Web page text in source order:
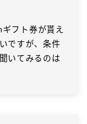
フト券が貰え
ですが、条件
いてみるのは